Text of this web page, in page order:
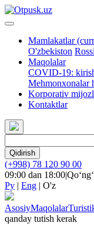
Mamlakatlar
O'zbekiston
Maqolalar
COVID-19:
Mehmonxonalar
Korporativ
Kontaktlar
Qidirish
(+998) 78 120 90 00
09:00 dan 18:00|
Ру | Eng | O'z
AsosiyMaqolalar
qanday tutish kerak